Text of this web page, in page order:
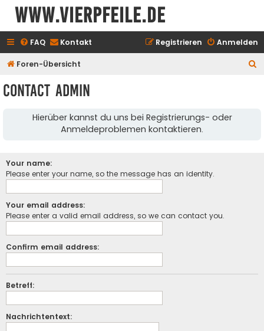
www.vierpfeile.de
FAQ Kontakt Anmelden
Registrieren
Foren-Übersicht
Contact Admin
Hierüber kannst du uns bei Registrierungs- oder
Anmeldeproblemen kontaktieren.
Your name:
Please enter your name, so the message has an identity.
Your email address:
Please enter a valid email address, so we can contact you.
Confirm email address:
Betreff:
Nachrichtentext: